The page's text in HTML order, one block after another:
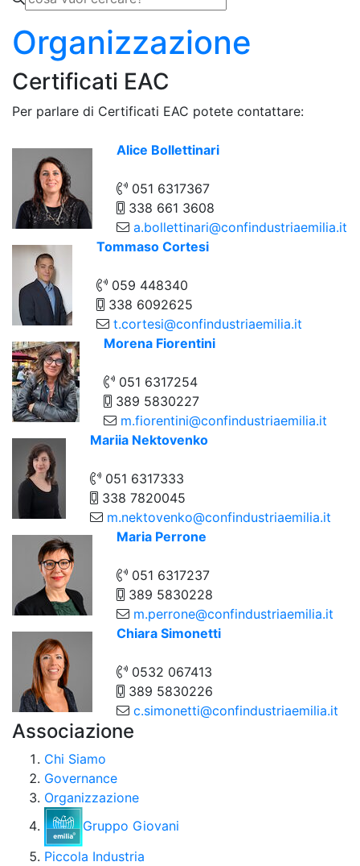
Organizzazione
Certificati EAC
Per parlare di Certificati EAC potete contattare:
Alice Bollettinari
051 6317367
338 661 3608
a.bollettinari@confindustriaemilia.it
Tommaso Cortesi
059 448340
338 6092625
t.cortesi@confindustriaemilia.it
Morena Fiorentini
051 6317254
389 5830227
m.fiorentini@confindustriaemilia.it
Mariia Nektovenko
051 6317333
338 7820045
m.nektovenko@confindustriaemilia.it
Maria Perrone
051 6317237
389 5830228
m.perrone@confindustriaemilia.it
Chiara Simonetti
0532 067413
389 5830226
c.simonetti@confindustriaemilia.it
Associazione
Chi Siamo
Governance
Organizzazione
Gruppo Giovani
Piccola Industria